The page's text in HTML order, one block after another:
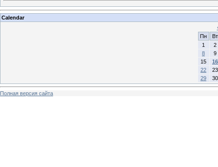
Calendar
Пн
Вт
1
2
8
9
15
16
22
23
29
30
Полная версия сайта